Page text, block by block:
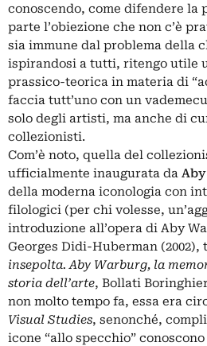
conoscendo, come difendere la
parte l’obiezione che non c’è
sia immune dal problema della
ispirandosi a tutti, ritengo utile
prassico-teorica in materia di
faccia tutt’uno con un
solo degli artisti, ma anche di
collezionisti.
Com’è noto, quella del
ufficialmente inaugurata da
della moderna iconologia con
filologici (per chi volesse,
introduzione all’opera di Aby
Georges Didi-Huberman (2002),
insepolta. Aby Warburg, la
storia dell’arte, Bollati
non molto tempo fa, essa era
Visual Studies, senonché,
icone “allo specchio”